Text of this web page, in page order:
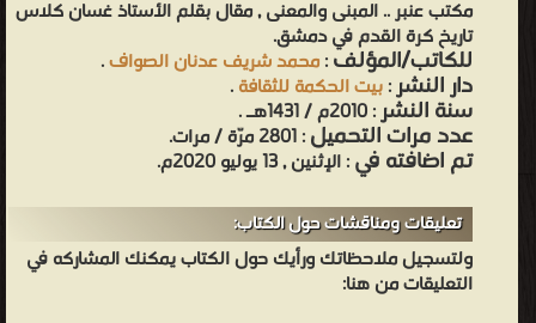
مكتب عنبر .. المبنى والمعنى , مقال بقلم الأستاذ غسان كلاس
تاريخ كرة القدم في دمشق.
للكاتب/المؤلف:محمد شريف عدنان الصواف.
دار النشر:بيت الحكمة للثقافة.
سنة النشر: 2010م / 1431هـ .
عدد مرات التحميل: 2801 مرّة / مرات.
تم اضافته في: الإثنين , 13 يوليو 2020م.
تعليقات ومناقشات حول الكتاب:
ولتسجيل ملاحظاتك ورأيك حول الكتاب يمكنك المشاركه في
التعليقات من هنا: